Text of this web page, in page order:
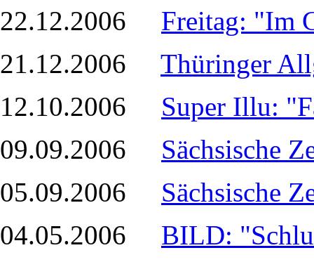
22.12.2006 Freitag: "Im
21.12.2006 Thüringer
12.10.2006 Super Illu:
09.09.2006 Sächsische
05.09.2006 Sächsische
04.05.2006 BILD: